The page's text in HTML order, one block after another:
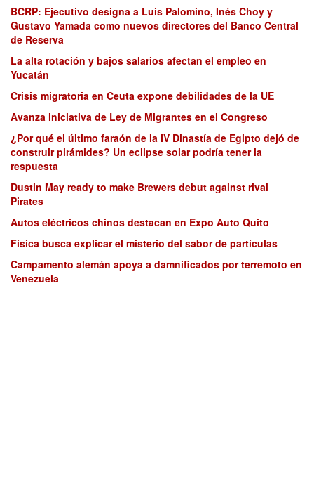
BCRP: Ejecutivo designa a Luis Palomino, Inés Choy y
Gustavo Yamada como nuevos directores del Banco Central
de Reserva
La alta rotación y bajos salarios afectan el empleo en
Yucatán
Crisis migratoria en Ceuta expone debilidades de la UE
Avanza iniciativa de Ley de Migrantes en el Congreso
¿Por qué el último faraón de la IV Dinastía de Egipto dejó de
construir pirámides? Un eclipse solar podría tener la
respuesta
Dustin May ready to make Brewers debut against rival
Pirates
Autos eléctricos chinos destacan en Expo Auto Quito
Física busca explicar el misterio del sabor de partículas
Campamento alemán apoya a damnificados por terremoto en
Venezuela